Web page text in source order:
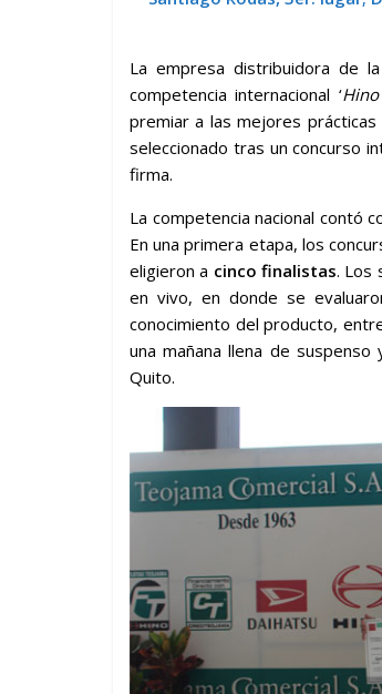
La empresa distribuidora de
competencia internacional ‘
premiar a las mejores
seleccionado tras un concurso
firma.
La competencia nacional contó
En una primera etapa, los
eligieron a cinco finalistas. Los
en vivo, en donde se
conocimiento del producto,
una mañana llena de
Quito.